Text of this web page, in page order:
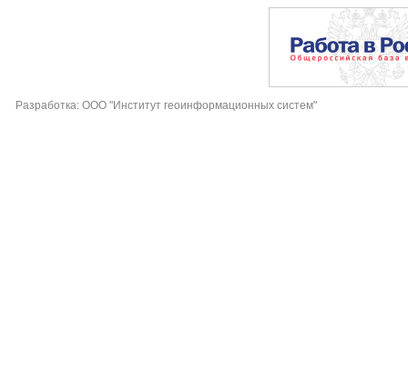
Разработка: ООО "Институт геоинформационных систем"